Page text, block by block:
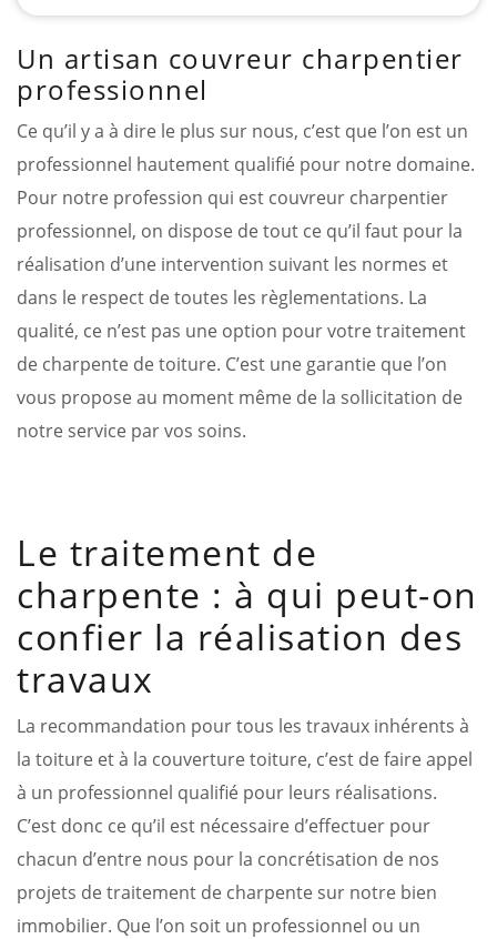
Un artisan couvreur charpentier
professionnel
Ce qu’il y a à dire le plus sur nous, c’est que l’on est un
professionnel hautement qualifié pour notre domaine.
Pour notre profession qui est couvreur charpentier
professionnel, on dispose de tout ce qu’il faut pour la
réalisation d’une intervention suivant les normes et
dans le respect de toutes les règlementations. La
qualité, ce n’est pas une option pour votre traitement
de charpente de toiture. C’est une garantie que l’on
vous propose au moment même de la sollicitation de
notre service par vos soins.
Le traitement de
charpente : à qui peut-on
confier la réalisation des
travaux
La recommandation pour tous les travaux inhérents à
la toiture et à la couverture toiture, c’est de faire appel
à un professionnel qualifié pour leurs réalisations.
C’est donc ce qu’il est nécessaire d’effectuer pour
chacun d’entre nous pour la concrétisation de nos
projets de traitement de charpente sur notre bien
immobilier. Que l’on soit un professionnel ou un